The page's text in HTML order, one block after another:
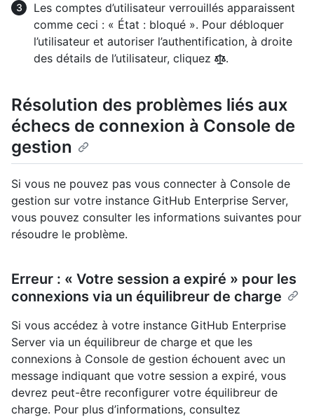
Les comptes d’utilisateur verrouillés apparaissent
comme ceci : « État : bloqué ». Pour débloquer
l’utilisateur et autoriser l’authentification, à droite
des détails de l’utilisateur, cliquez
.
Résolution des problèmes liés aux
échecs de connexion à Console de
gestion
Si vous ne pouvez pas vous connecter à Console de
gestion sur votre instance GitHub Enterprise Server,
vous pouvez consulter les informations suivantes pour
résoudre le problème.
Erreur : « Votre session a expiré » pour les
connexions via un équilibreur de charge
Si vous accédez à votre instance GitHub Enterprise
Server via un équilibreur de charge et que les
connexions à Console de gestion échouent avec un
message indiquant que votre session a expiré, vous
devrez peut-être reconfigurer votre équilibreur de
charge. Pour plus d’informations, consultez